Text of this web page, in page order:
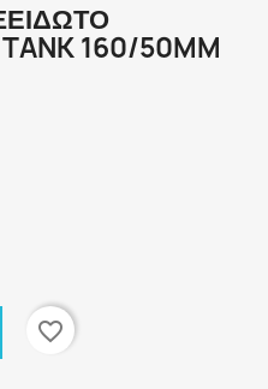
160/50MM
favorite_border